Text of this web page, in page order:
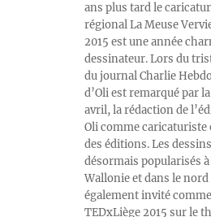
ans plus tard le
régional La Meuse
2015 est une année
dessinateur. Lors du
du journal Charlie
d’Oli est remarqué par
avril, la rédaction de
Oli comme
des éditions. Les
désormais popularisés
Wallonie et dans le nord
également invité
TEDxLiège 2015 sur le